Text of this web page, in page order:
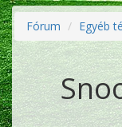
Fórum Egyéb